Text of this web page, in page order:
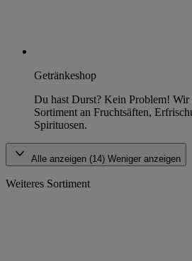
Getränkeshop
Du hast Durst? Kein Problem! Wir
Sortiment an Fruchtsäften,
Spirituosen.
Alle anzeigen (14) Weniger anzeigen
Weiteres Sortiment